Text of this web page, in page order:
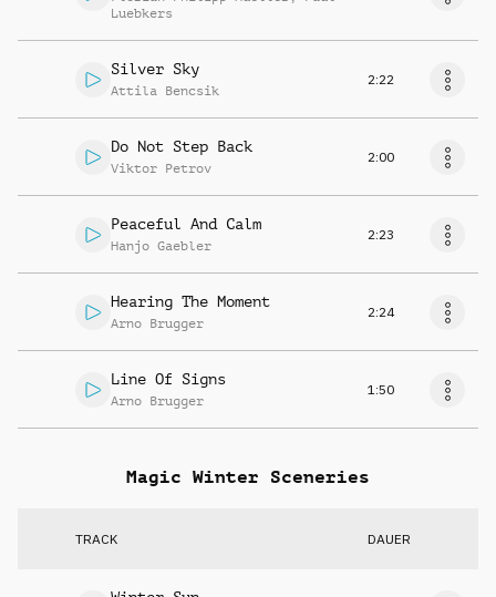
Luebkers
Silver Sky
Attila Bencsik
2:22
Do Not Step Back
Viktor Petrov
2:00
Peaceful And Calm
Hanjo Gaebler
2:23
Hearing The Moment
Arno Brugger
2:24
Line Of Signs
Arno Brugger
1:50
Magic Winter Sceneries
TRACK DAUER